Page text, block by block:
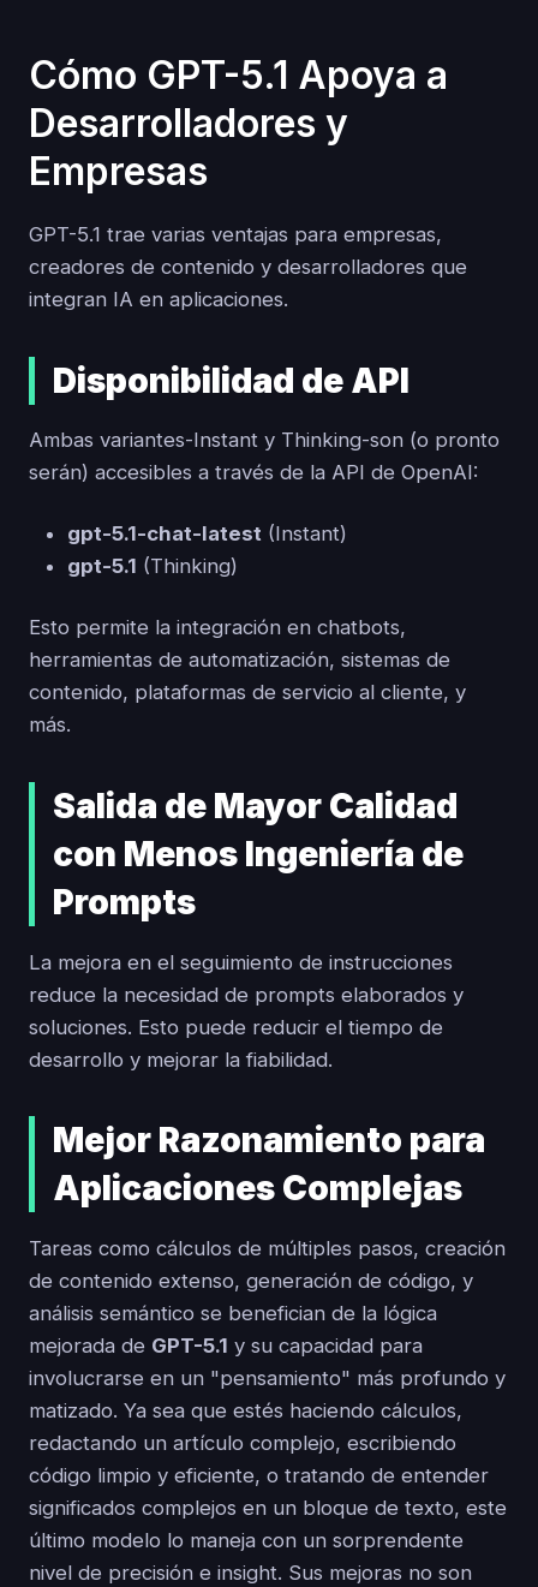
Cómo GPT-5.1 Apoya a
Desarrolladores y
Empresas
GPT-5.1 trae varias ventajas para empresas,
creadores de contenido y desarrolladores que
integran IA en aplicaciones.
Disponibilidad de API
Ambas variantes-Instant y Thinking-son (o pronto
serán) accesibles a través de la API de OpenAI:
gpt-5.1-chat-latest (Instant)
gpt-5.1 (Thinking)
Esto permite la integración en chatbots,
herramientas de automatización, sistemas de
contenido, plataformas de servicio al cliente, y
más.
Salida de Mayor Calidad
con Menos Ingeniería de
Prompts
La mejora en el seguimiento de instrucciones
reduce la necesidad de prompts elaborados y
soluciones. Esto puede reducir el tiempo de
desarrollo y mejorar la fiabilidad.
Mejor Razonamiento para
Aplicaciones Complejas
Tareas como cálculos de múltiples pasos, creación
de contenido extenso, generación de código, y
análisis semántico se benefician de la lógica
mejorada de GPT-5.1 y su capacidad para
involucrarse en un "pensamiento" más profundo y
matizado. Ya sea que estés haciendo cálculos,
redactando un artículo complejo, escribiendo
código limpio y eficiente, o tratando de entender
significados complejos en un bloque de texto, este
último modelo lo maneja con un sorprendente
nivel de precisión e insight. Sus mejoras no son